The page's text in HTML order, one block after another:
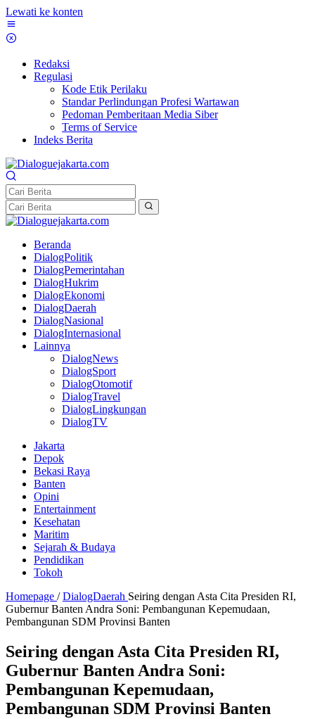
Lewati ke konten
Redaksi
Regulasi
Kode Etik Perilaku
Standar Perlindungan Profesi Wartawan
Pedoman Pemberitaan Media Siber
Terms of Service
Indeks Berita
Beranda
DialogPolitik
DialogPemerintahan
DialogHukrim
DialogEkonomi
DialogDaerah
DialogNasional
DialogInternasional
Lainnya
DialogNews
DialogSport
DialogOtomotif
DialogTravel
DialogLingkungan
DialogTV
Jakarta
Depok
Bekasi Raya
Banten
Opini
Entertainment
Kesehatan
Maritim
Sejarah & Budaya
Pendidikan
Tokoh
Homepage / DialogDaerah Seiring dengan Asta Cita Presiden RI,
Gubernur Banten Andra Soni: Pembangunan Kepemudaan,
Pembangunan SDM Provinsi Banten
Seiring dengan Asta Cita Presiden RI,
Gubernur Banten Andra Soni:
Pembangunan Kepemudaan,
Pembangunan SDM Provinsi Banten